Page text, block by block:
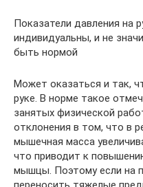
Показатели давления на
индивидуальны, и не
быть нормой
Может оказаться и так,
руке. В норме такое
занятых физической
отклонения в том, что в
мышечная масса
что приводит к
мышцы. Поэтому если на